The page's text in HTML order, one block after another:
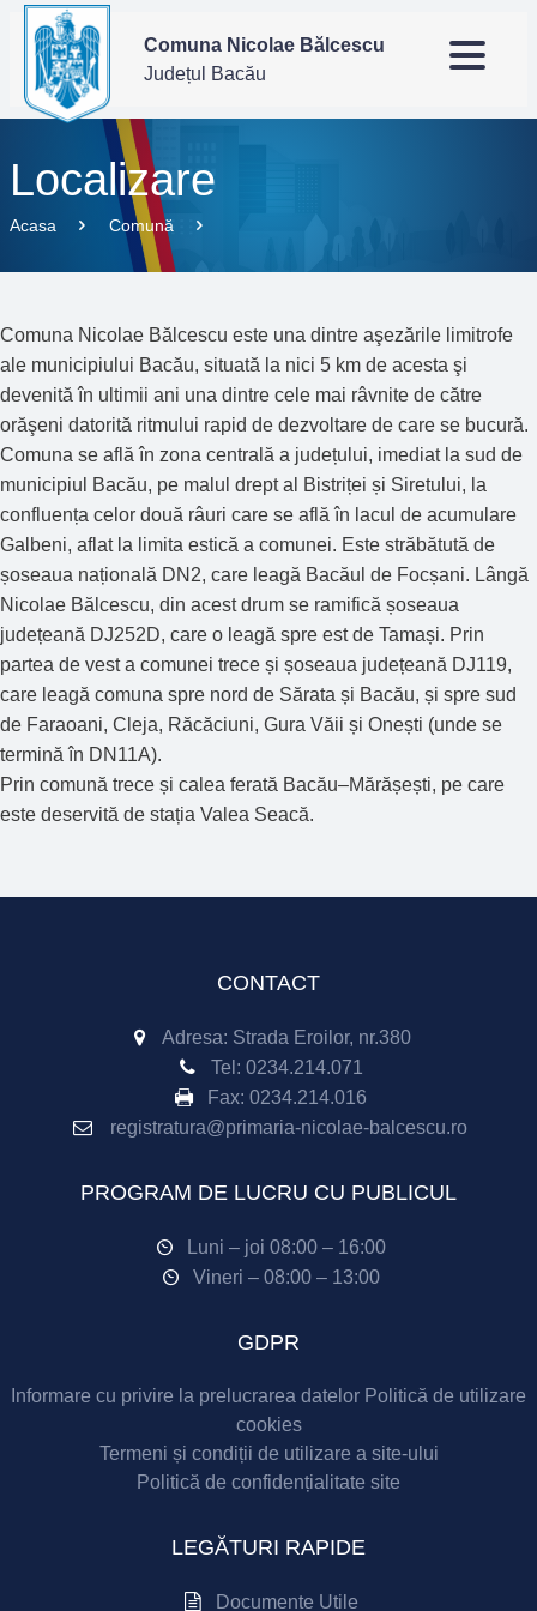
Comuna Nicolae Bălcescu
Județul Bacău
Localizare
Acasa Comună
Comuna Nicolae Bălcescu este una dintre aşezările limitrofe
ale municipiului Bacău, situată la nici 5 km de acesta şi
devenită în ultimii ani una dintre cele mai râvnite de către
orăşeni datorită ritmului rapid de dezvoltare de care se bucură.
Comuna se află în zona centrală a județului, imediat la sud de
municipiul Bacău, pe malul drept al Bistriței și Siretului, la
confluența celor două râuri care se află în lacul de acumulare
Galbeni, aflat la limita estică a comunei. Este străbătută de
șoseaua națională DN2, care leagă Bacăul de Focșani. Lângă
Nicolae Bălcescu, din acest drum se ramifică șoseaua
județeană DJ252D, care o leagă spre est de Tamași. Prin
partea de vest a comunei trece și șoseaua județeană DJ119,
care leagă comuna spre nord de Sărata și Bacău, și spre sud
de Faraoani, Cleja, Răcăciuni, Gura Văii și Onești (unde se
termină în DN11A).
Prin comună trece și calea ferată Bacău–Mărășești, pe care
este deservită de stația Valea Seacă.
CONTACT
Adresa: Strada Eroilor, nr.380
Tel: 0234.214.071
Fax: 0234.214.016
registratura@primaria-nicolae-balcescu.ro
PROGRAM DE LUCRU CU PUBLICUL
Luni – joi 08:00 – 16:00
Vineri – 08:00 – 13:00
GDPR
Informare cu privire la prelucrarea datelor Politică de utilizare
cookies
Termeni și condiții de utilizare a site-ului
Politică de confidențialitate site
LEGĂTURI RAPIDE
Documente Utile